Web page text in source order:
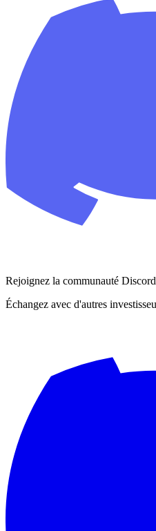
Rejoignez la communauté Discord
Échangez avec d'autres